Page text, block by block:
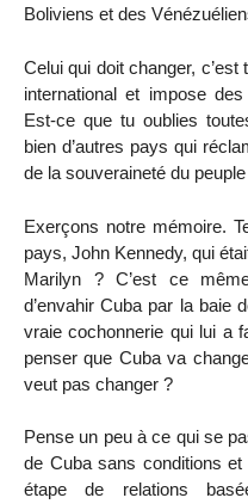
Boliviens et des
Celui qui doit changer,
international et impose
Est-ce que tu oublies
bien d’autres pays qui
de la souveraineté du
Exerçons notre mémoire.
pays, John Kennedy, qui
Marilyn ? C’est ce
d’envahir Cuba par la baie
vraie cochonnerie qui lui a
penser que Cuba va
veut pas changer ?
Pense un peu à ce qui se
de Cuba sans conditions et
étape de relations